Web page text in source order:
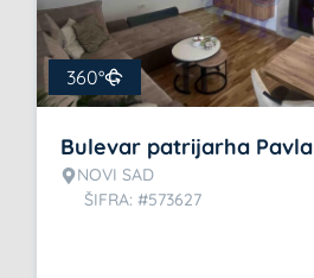
360°
Bulevar patrijarha Pavla
NOVI SAD
ŠIFRA: #573627